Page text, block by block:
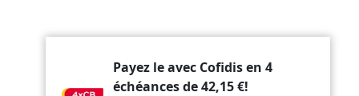
Payez le avec Cofidis en 4
échéances de42,15€!